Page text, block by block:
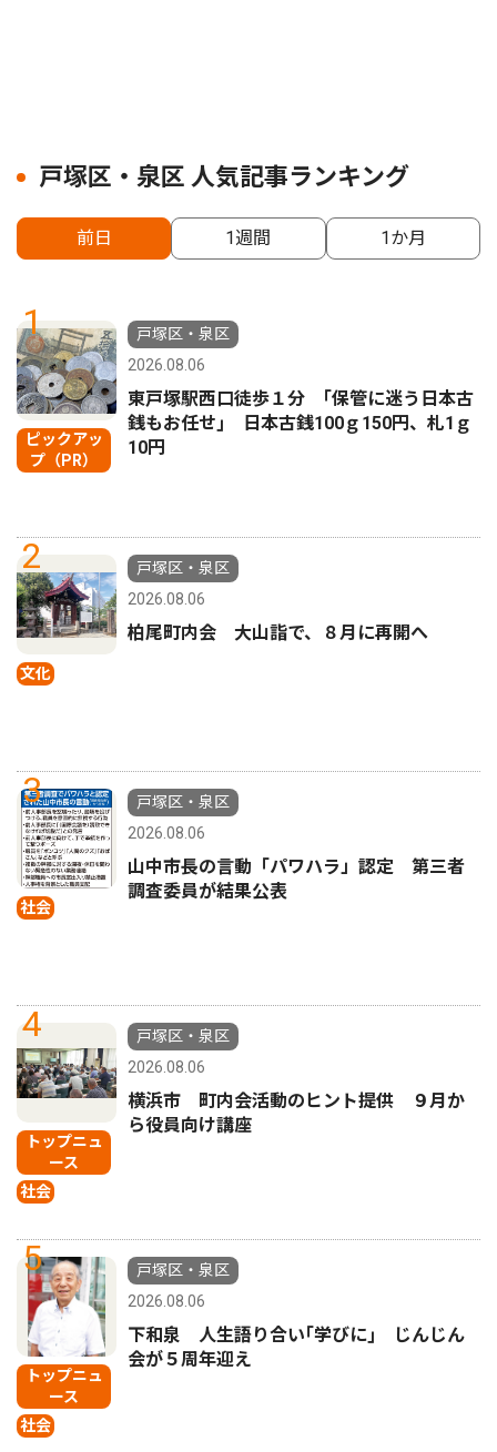
戸塚区・泉区 人気記事ランキング
前日 1週間 1か月
1
ピックアッ
プ（PR）
戸塚区・泉区
2026.08.06
東戸塚駅西口徒歩１分 ｢保管に迷う日本古
銭もお任せ｣ 日本古銭100ｇ150円、札1ｇ
10円
2
文化
戸塚区・泉区
2026.08.06
柏尾町内会 大山詣で、８月に再開へ
3
社会
戸塚区・泉区
2026.08.06
山中市長の言動「パワハラ」認定 第三者
調査委員が結果公表
4
トップニュ
ース
社会
戸塚区・泉区
2026.08.06
横浜市 町内会活動のヒント提供 ９月か
ら役員向け講座
5
トップニュ
ース
社会
戸塚区・泉区
2026.08.06
下和泉 人生語り合い｢学びに｣ じんじん
会が５周年迎え